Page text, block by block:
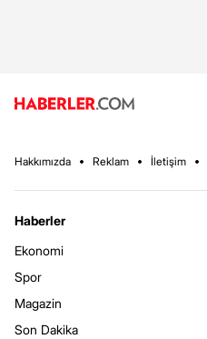
Hakkımızda Reklam İletişim
Haberler
Ekonomi
Spor
Magazin
Son Dakika